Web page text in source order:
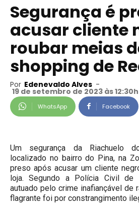
Segurança é
acusar cliente
roubar meias
shopping de
Por Edenevaldo Alves -
19 de setembro de 2023 às 12:30h
WhatsApp Facebook
Um segurança da Riachuelo
localizado no bairro do Pina, na
preso após acusar um cliente
loja. Segundo a Polícia Civil de
autuado pelo crime inafiançável de
flagrante foi por constrangimento